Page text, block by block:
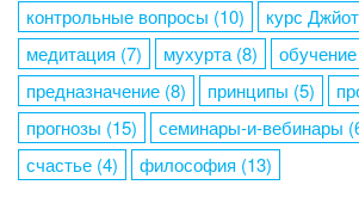
контрольные вопросы (10) курс
медитация (7) мухурта (8) обучение
предназначение (8) принципы (5)
прогнозы (15) семинары-и-вебинары
счастье (4) философия (13)